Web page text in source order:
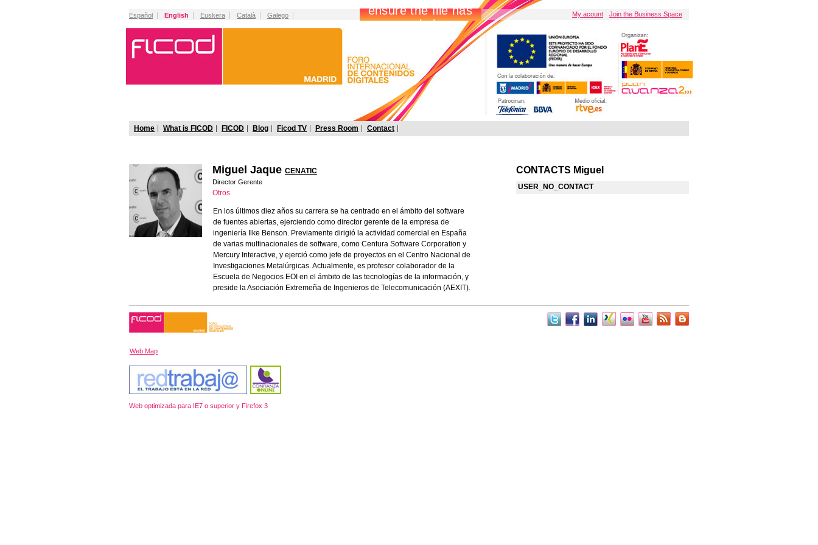
Español English Euskera Català Galego My acount Join the Business Space
Miguel Jaque CENATIC
Director Gerente
Otros
En los últimos diez años su carrera se ha centrado en el ámbito del software
de fuentes abiertas, ejerciendo como director gerente de la empresa de
ingeniería Ilke Benson. Previamente dirigió la actividad comercial en España
de varias multinacionales de software, como Centura Software Corporation y
Mercury Interactive, y ejerció como jefe de proyectos en el Centro Nacional de
Investigaciones Metalúrgicas. Actualmente, es profesor colaborador de la
Escuela de Negocios EOI en el ámbito de las tecnologías de la información, y
preside la Asociación Extremeña de Ingenieros de Telecomunicación (AEXIT).
CONTACTS Miguel
USER_NO_CONTACT
Home What is FICOD FICOD Blog Ficod TV Press Room Contact
Web Map
Web optimizada para IE7 o superior y Firefox 3